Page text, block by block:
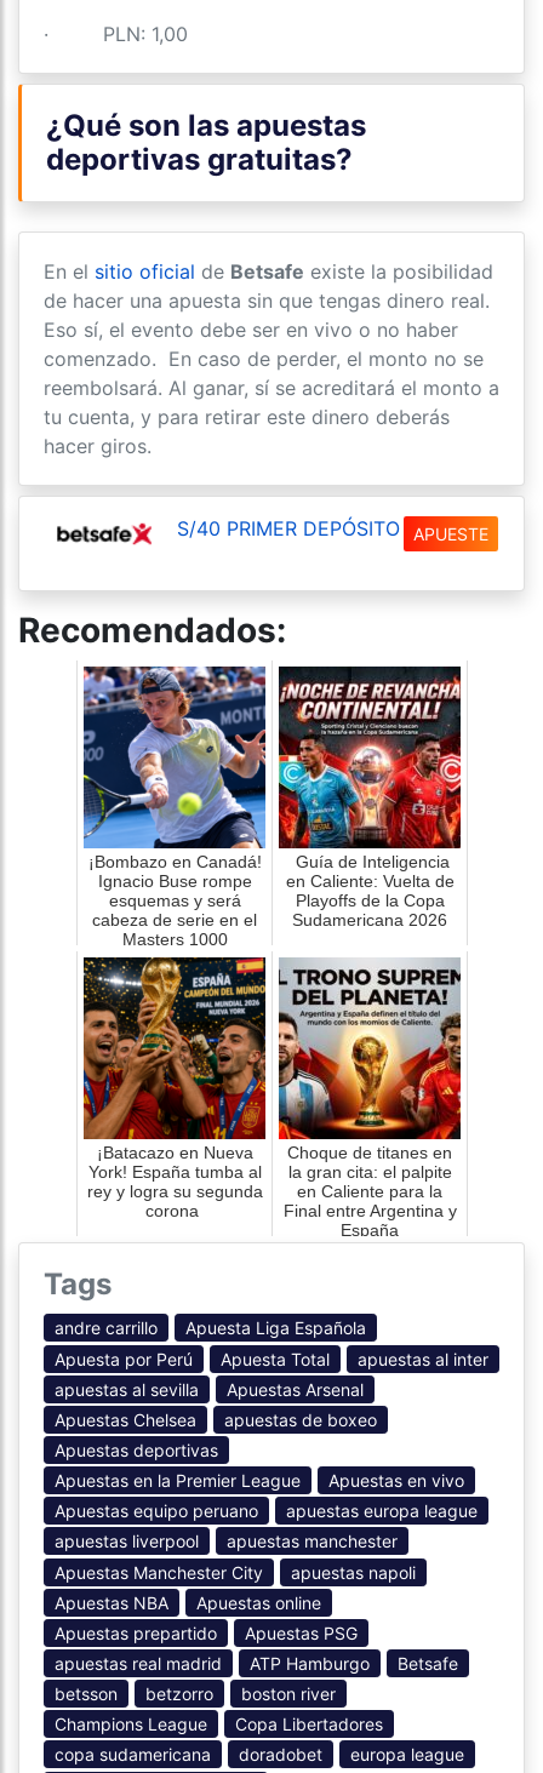
· PLN: 1,00
¿Qué son las apuestas
deportivas gratuitas?
En el sitio oficial de Betsafe existe la posibilidad
de hacer una apuesta sin que tengas dinero real.
Eso sí, el evento debe ser en vivo o no haber
comenzado. En caso de perder, el monto no se
reembolsará. Al ganar, sí se acreditará el monto a
tu cuenta, y para retirar este dinero deberás
hacer giros.
S/40 PRIMER DEPÓSITO APUESTE
Recomendados:
¡Bombazo en Canadá!
Ignacio Buse rompe
esquemas y será
cabeza de serie en el
Masters 1000
Guía de Inteligencia
en Caliente: Vuelta de
Playoffs de la Copa
Sudamericana 2026
¡Batacazo en Nueva
York! España tumba al
rey y logra su segunda
corona
Choque de titanes en
la gran cita: el palpite
en Caliente para la
Final entre Argentina y
España
Tags
andre carrillo
Apuesta Liga Española
Apuesta por Perú
Apuesta Total
apuestas al inter
apuestas al sevilla
Apuestas Arsenal
Apuestas Chelsea
apuestas de boxeo
Apuestas deportivas
Apuestas en la Premier League
Apuestas en vivo
Apuestas equipo peruano
apuestas europa league
apuestas liverpool
apuestas manchester
Apuestas Manchester City
apuestas napoli
Apuestas NBA
Apuestas online
Apuestas prepartido
Apuestas PSG
apuestas real madrid
ATP Hamburgo
Betsafe
betsson
betzorro
boston river
Champions League
Copa Libertadores
copa sudamericana
doradobet
europa league